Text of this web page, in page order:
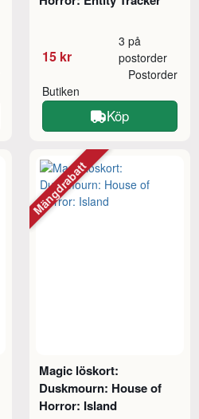
15 kr
3 på
postorder
Butiken
Postorder
Köp
Magic löskort:
Duskmourn: House of
Horror: Island
Mängdrabatt